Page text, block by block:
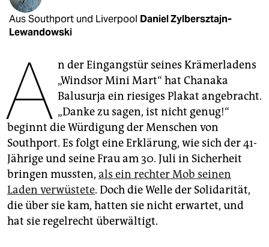
abo
genossenschaft
Aus Southport und Liverpool Daniel Zylbersztajn-
Lewandowski
A n der Eingangstür seines Krämerladens
„Windsor Mini Mart“ hat Chanaka
Balusurja ein riesiges Plakat angebracht.
„Danke zu sagen, ist nicht genug!“
beginnt die Würdigung der Menschen von
Southport. Es folgt eine Erklärung, wie sich der 41-
Jährige und seine Frau am 30. Juli in Sicherheit
bringen mussten, als ein rechter Mob seinen
Laden verwüstete. Doch die Welle der Solidarität,
die über sie kam, hatten sie nicht erwartet, und
hat sie regelrecht überwältigt.